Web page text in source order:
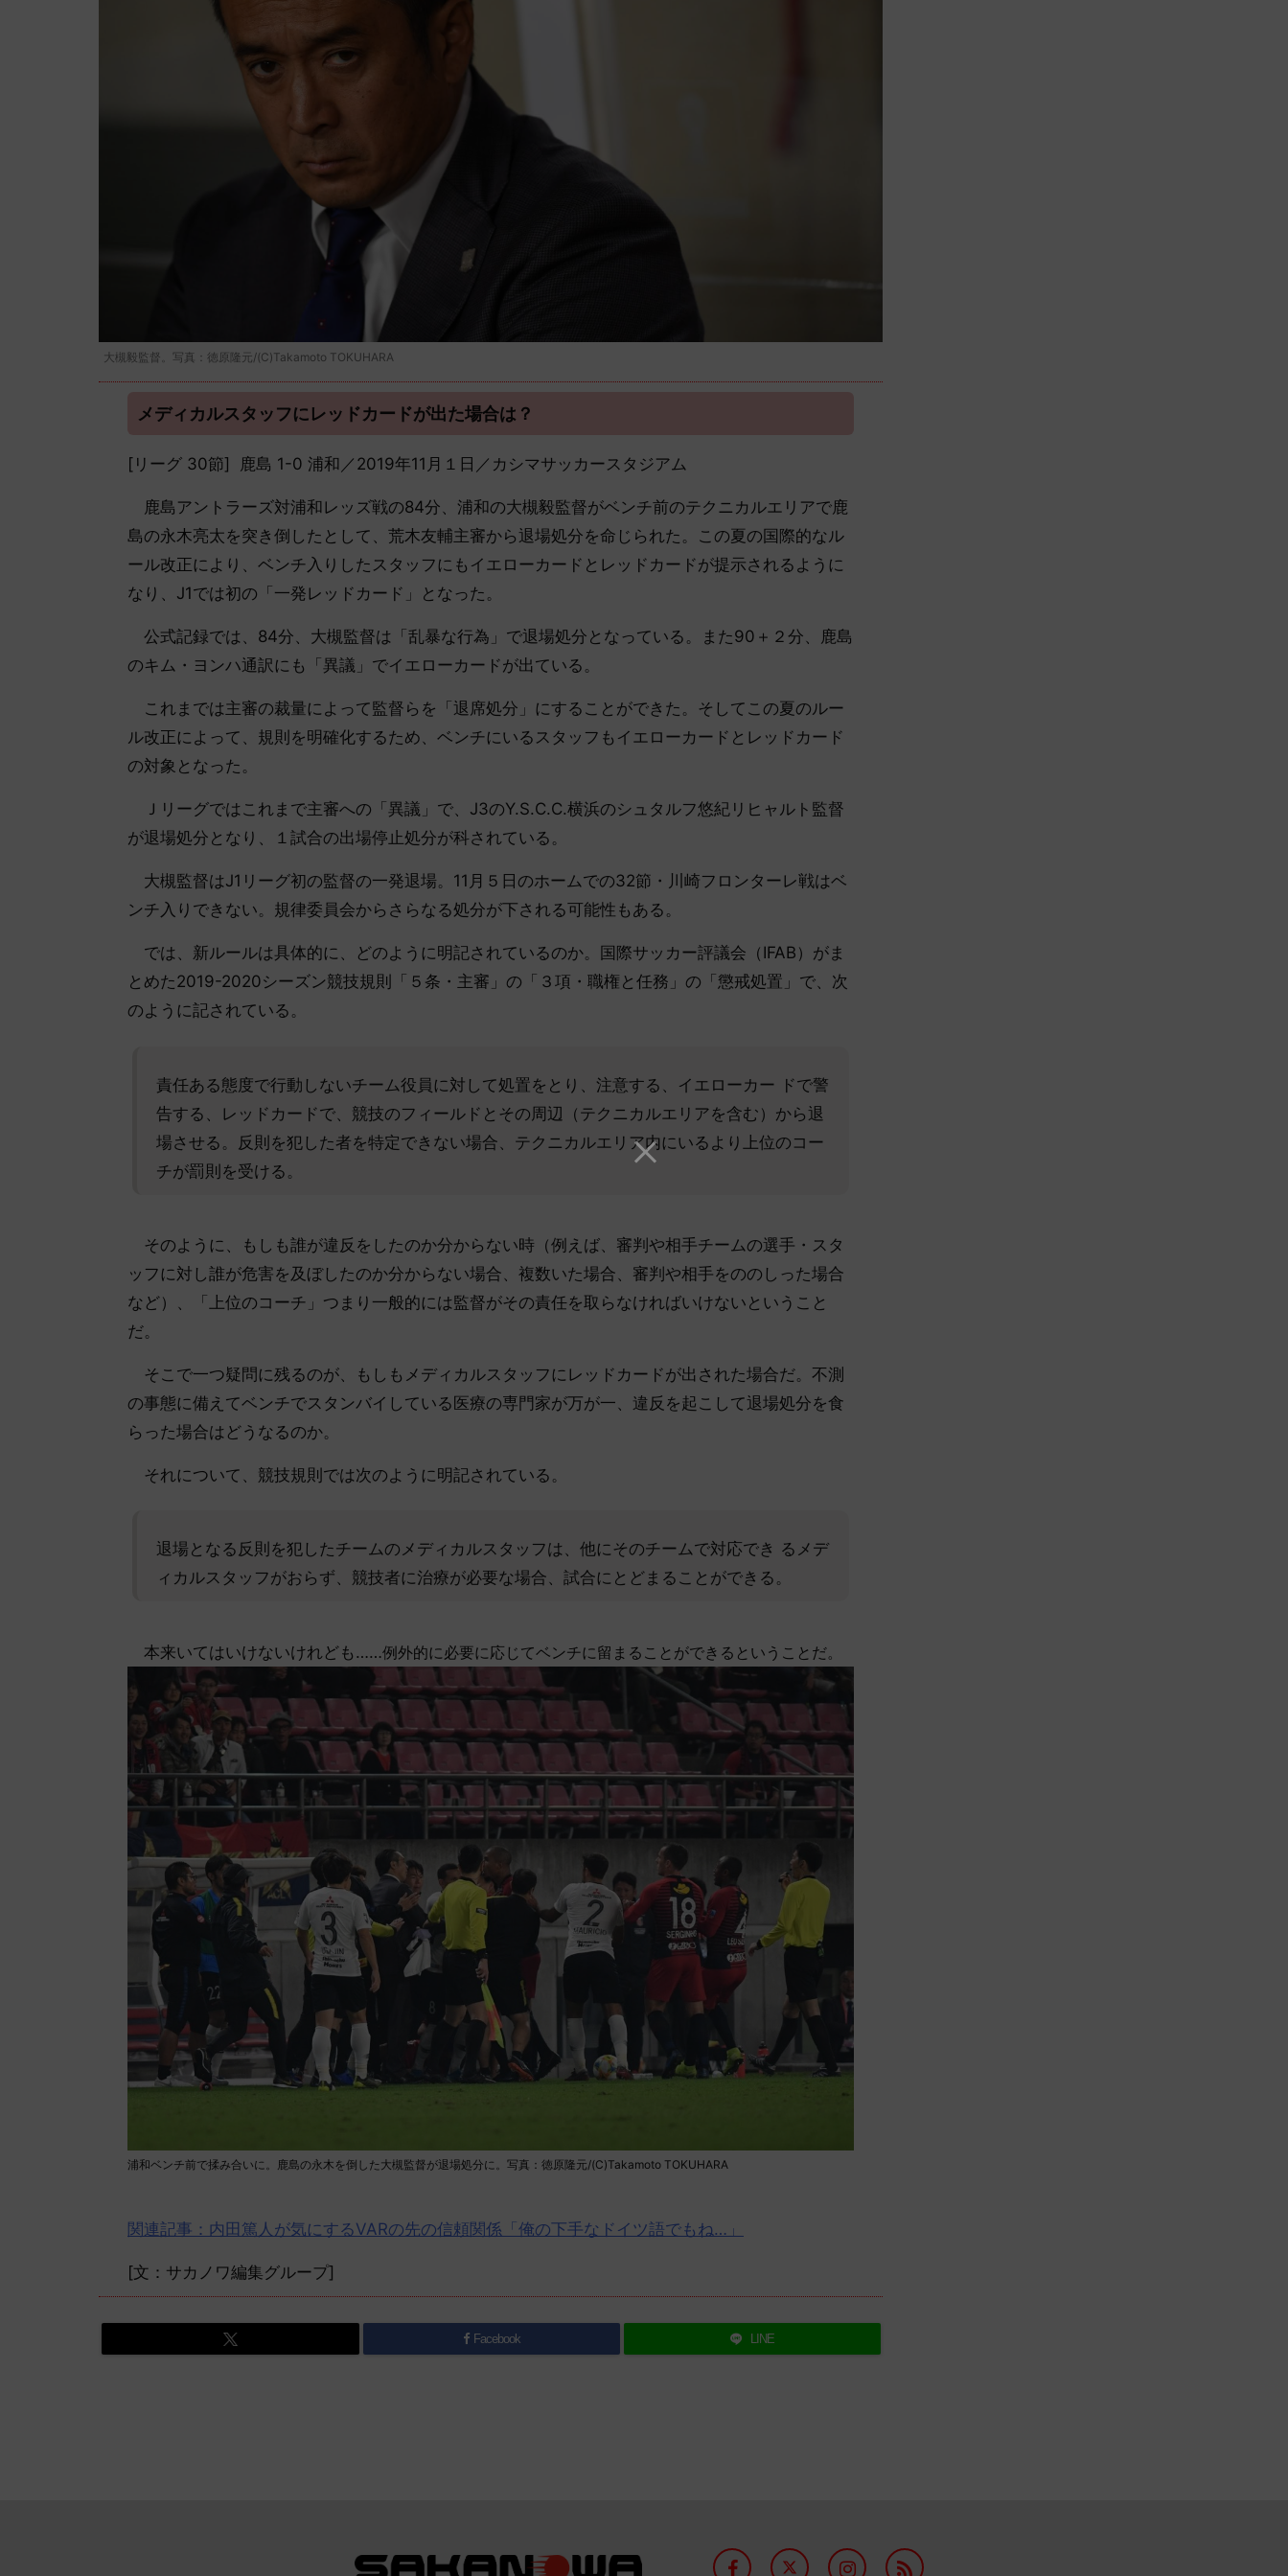
大槻毅監督。写真：徳原隆元/(C)Takamoto TOKUHARA
メディカルスタッフにレッドカードが出た場合は？
[リーグ 30節] 鹿島 1-0 浦和／2019年11月１日／カシマサッカースタジアム
鹿島アントラーズ対浦和レッズ戦の84分、浦和の大槻毅監督がベンチ前のテクニカルエリアで鹿
島の永木亮太を突き倒したとして、荒木友輔主審から退場処分を命じられた。この夏の国際的なル
ール改正により、ベンチ入りしたスタッフにもイエローカードとレッドカードが提示されるように
なり、J1では初の「一発レッドカード」となった。
公式記録では、84分、大槻監督は「乱暴な行為」で退場処分となっている。また90＋２分、鹿島
のキム・ヨンハ通訳にも「異議」でイエローカードが出ている。
これまでは主審の裁量によって監督らを「退席処分」にすることができた。そしてこの夏のルー
ル改正によって、規則を明確化するため、ベンチにいるスタッフもイエローカードとレッドカード
の対象となった。
Ｊリーグではこれまで主審への「異議」で、J3のY.S.C.C.横浜のシュタルフ悠紀リヒャルト監督
が退場処分となり、１試合の出場停止処分が科されている。
大槻監督はJ1リーグ初の監督の一発退場。11月５日のホームでの32節・川崎フロンターレ戦はベ
ンチ入りできない。規律委員会からさらなる処分が下される可能性もある。
では、新ルールは具体的に、どのように明記されているのか。国際サッカー評議会（IFAB）がま
とめた2019-2020シーズン競技規則「５条・主審」の「３項・職権と任務」の「懲戒処置」で、次
のように記されている。
責任ある態度で行動しないチーム役員に対して処置をとり、注意する、イエローカー ドで警
告する、レッドカードで、競技のフィールドとその周辺（テクニカルエリアを含む）から退
場させる。反則を犯した者を特定できない場合、テクニカルエリア内にいるより上位のコー
チが罰則を受ける。
そのように、もしも誰が違反をしたのか分からない時（例えば、審判や相手チームの選手・スタ
ッフに対し誰が危害を及ぼしたのか分からない場合、複数いた場合、審判や相手をののしった場合
など）、「上位のコーチ」つまり一般的には監督がその責任を取らなければいけないということ
だ。
そこで一つ疑問に残るのが、もしもメディカルスタッフにレッドカードが出された場合だ。不測
の事態に備えてベンチでスタンバイしている医療の専門家が万が一、違反を起こして退場処分を食
らった場合はどうなるのか。
それについて、競技規則では次のように明記されている。
退場となる反則を犯したチームのメディカルスタッフは、他にそのチームで対応でき るメデ
ィカルスタッフがおらず、競技者に治療が必要な場合、試合にとどまることができる。
本来いてはいけないけれども……例外的に必要に応じてベンチに留まることができるということだ。
浦和ベンチ前で揉み合いに。鹿島の永木を倒した大槻監督が退場処分に。写真：徳原隆元/(C)Takamoto TOKUHARA
関連記事：内田篤人が気にするVARの先の信頼関係「俺の下手なドイツ語でもね…」
[文：サカノワ編集グループ]
Facebook LINE